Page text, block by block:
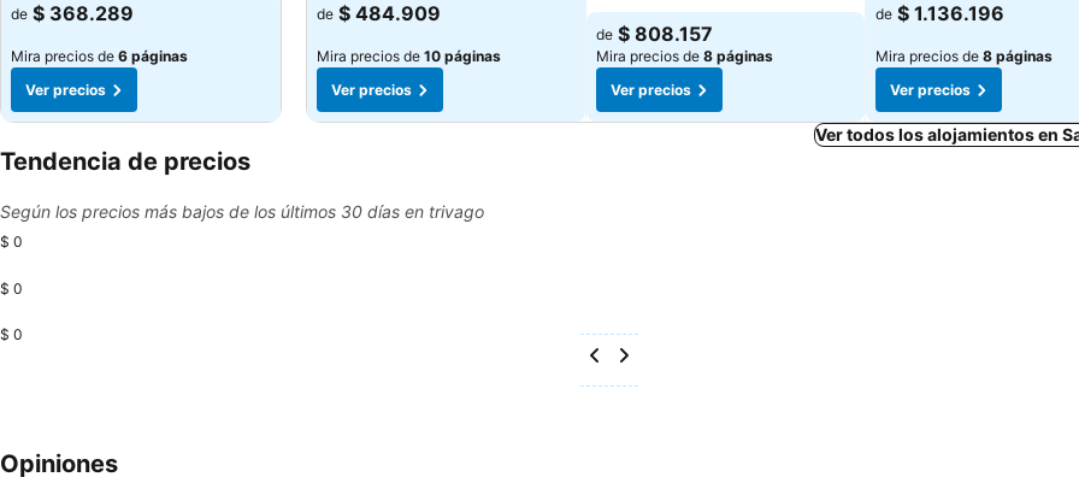
de $ 368.289
Mira precios de 6 páginas
Ver precios
de $ 484.909
Mira precios de 10 páginas
Ver precios
de $ 808.157
Mira precios de 8 páginas
Ver precios
de $ 1.136.196
Mira precios de 8 páginas
Ver precios
Ver todos los alojamientos en
Tendencia de precios
Según los precios más bajos de los últimos 30 días en trivago
$ 0
$ 0
$ 0
Opiniones